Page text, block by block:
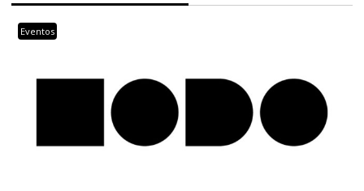
Eventos